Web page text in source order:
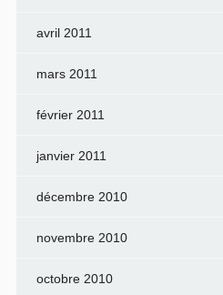
avril 2011
mars 2011
février 2011
janvier 2011
décembre 2010
novembre 2010
octobre 2010